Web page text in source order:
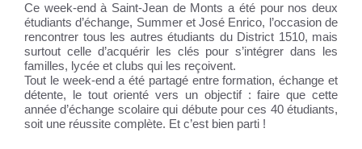
Ce week-end à Saint-Jean de Monts a été pour nos deux
étudiants d’échange, Summer et José Enrico, l’occasion de
rencontrer tous les autres étudiants du District 1510, mais
surtout celle d’acquérir les clés pour s’intégrer dans les
familles, lycée et clubs qui les reçoivent.
Tout le week-end a été partagé entre formation, échange et
détente, le tout orienté vers un objectif : faire que cette
année d’échange scolaire qui débute pour ces 40 étudiants,
soit une réussite complète. Et c’est bien parti !